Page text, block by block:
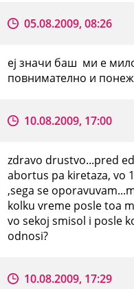
05.08.2009, 08:26
еј значи баш ми е
повнимателно и
10.08.2009, 17:00
zdravo drustvo...pred
abortus pa kiretaza, vo
,sega se
kolku vreme posle toa
vo sekoj smisol i posle
odnosi?
10.08.2009, 17:29